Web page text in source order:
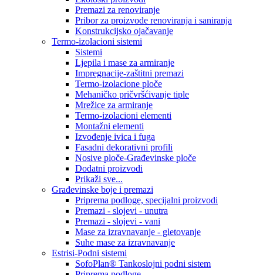
Premazi za renoviranje
Pribor za proizvode renoviranja i saniranja
Konstrukcijsko ojačavanje
Termo-izolacioni sistemi
Sistemi
Ljepila i mase za armiranje
Impregnacije-zaštitni premazi
Termo-izolacione ploče
Mehaničko pričvršćivanje tiple
Mrežice za armiranje
Termo-izolacioni elementi
Montažni elementi
Izvođenje ivica i fuga
Fasadni dekorativni profili
Nosive ploče-Građevinske ploče
Dodatni proizvodi
Prikaži sve...
Građevinske boje i premazi
Priprema podloge, specijalni proizvodi
Premazi - slojevi - unutra
Premazi - slojevi - vani
Mase za izravnavanje - gletovanje
Suhe mase za izravnavanje
Estrisi-Podni sistemi
SofoPlan® Tankoslojni podni sistem